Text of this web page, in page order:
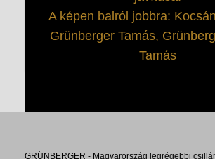
A képen balról jobbra:
Grünberger Tamás,
Tamás
GRÜNBERGER - Magyarország legrégebbi